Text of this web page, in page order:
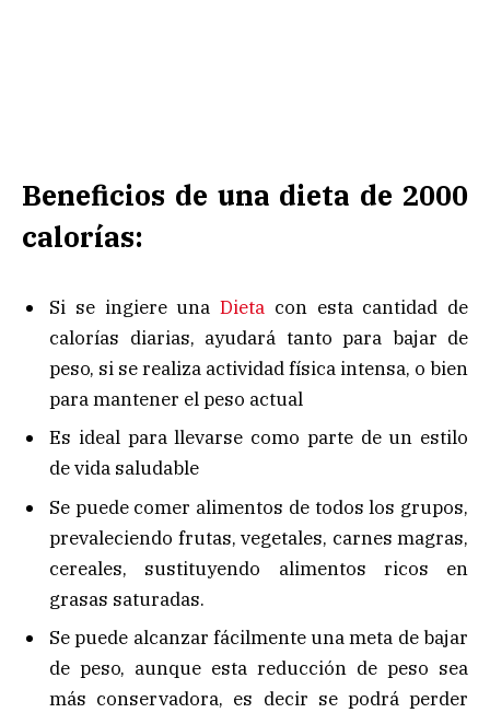
Beneficios de una dieta de 2000
calorías:
Si se ingiere una Dieta con esta cantidad de
calorías diarias, ayudará tanto para bajar de
peso, si se realiza actividad física intensa, o bien
para mantener el peso actual
Es ideal para llevarse como parte de un estilo
de vida saludable
Se puede comer alimentos de todos los grupos,
prevaleciendo frutas, vegetales, carnes magras,
cereales, sustituyendo alimentos ricos en
grasas saturadas.
Se puede alcanzar fácilmente una meta de bajar
de peso, aunque esta reducción de peso sea
más conservadora, es decir se podrá perder